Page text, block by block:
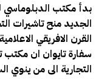
الجديد منح تاشيرات
القرن الافريقي
سفارة تايوان ان
التجارية الى من ينوي